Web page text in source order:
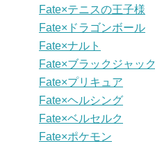
Fate×テニスの王子様
Fate×ドラゴンボール
Fate×ナルト
Fate×ブラックジャック
Fate×プリキュア
Fate×ヘルシング
Fate×ベルセルク
Fate×ポケモン